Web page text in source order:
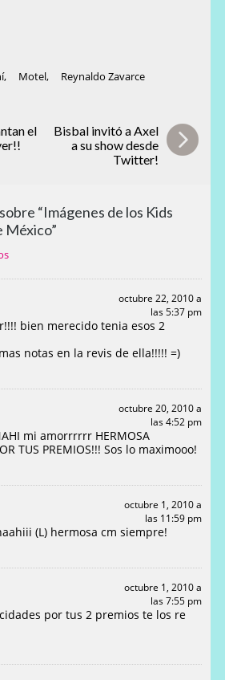
, Motel, Reynaldo Zavarce
el
Bisbal invitó a Axel
a su show desde
Twitter!
“Imágenes de los Kids
México”
octubre 22, 2010 a
las 5:37 pm
bien merecido tenia esos 2
notas en la revis de ella!!!!! =)
octubre 20, 2010 a
las 4:52 pm
mi amorrrrrr HERMOSA
TUS PREMIOS!!! Sos lo maximooo!
octubre 1, 2010 a
las 11:59 pm
(L) hermosa cm siempre!
octubre 1, 2010 a
las 7:55 pm
por tus 2 premios te los re